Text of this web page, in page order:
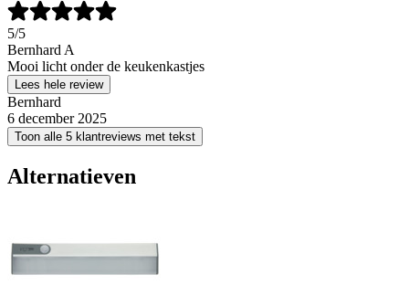
5/5
Bernhard A
Mooi licht onder de keukenkastjes
Lees hele review
Bernhard
6 december 2025
Toon alle 5 klantreviews met tekst
Alternatieven